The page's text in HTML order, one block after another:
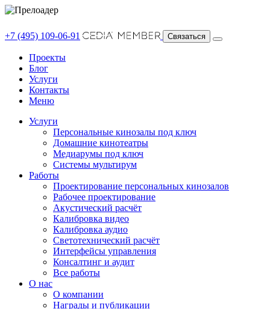
+7 (495) 109-06-91 Связаться
Проекты
Блог
Услуги
Контакты
Меню
Услуги
Персональные кинозалы под ключ
Домашние кинотеатры
Медиарумы под ключ
Системы мультирум
Работы
Проектирование персональных кинозалов
Рабочее проектирование
Акустический расчёт
Калибровка видео
Калибровка аудио
Светотехнический расчёт
Интерфейсы управления
Консалтинг и аудит
Все работы
О нас
О компании
Награды и публикации